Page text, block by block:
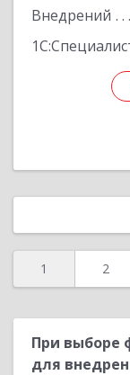
Внедрений
1 2
При выборе
для